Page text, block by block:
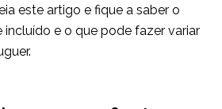
este artigo e fique a saber o
incluído e o que pode fazer variar